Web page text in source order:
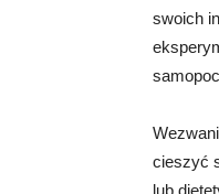
swoich
cieszyć
lub